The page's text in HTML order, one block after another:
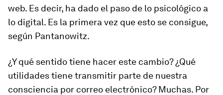
web. Es decir, ha dado el paso de lo psicológico a
lo digital. Es la primera vez que esto se consigue,
según Pantanowitz.
¿Y qué sentido tiene hacer este cambio? ¿Qué
utilidades tiene transmitir parte de nuestra
consciencia por correo electrónico? Muchas. Por